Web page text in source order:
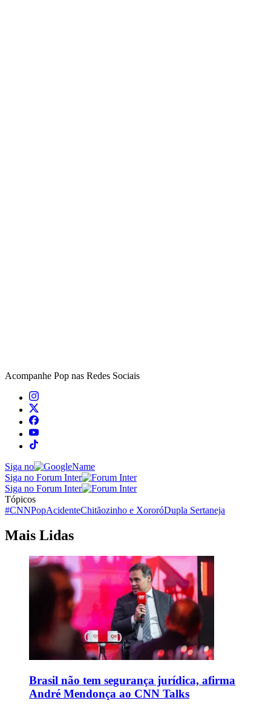
Acompanhe Pop nas Redes Sociais
Siga no
Siga no Forum Inter
Siga no Forum Inter
Tópicos
#CNNPopAcidenteChitãozinho e XororóDupla Sertaneja
Mais Lidas
Brasil não tem segurança jurídica, afirma
André Mendonça ao CNN Talks